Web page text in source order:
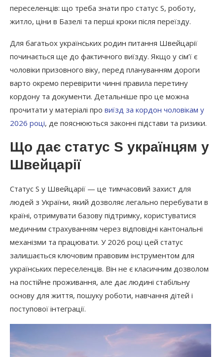
переселенців: що треба знати про статус S, роботу,
житло, ціни в Базелі та перші кроки після переїзду.
Для багатьох українських родин питання Швейцарії
починається ще до фактичного виїзду. Якщо у сім’ї є
чоловіки призовного віку, перед плануванням дороги
варто окремо перевірити чинні правила перетину
кордону та документи. Детальніше про це можна
прочитати у матеріалі про виїзд за кордон чоловікам у
2026 році, де пояснюються законні підстави та ризики.
Що дає статус S українцям у
Швейцарії
Статус S у Швейцарії — це тимчасовий захист для
людей з України, який дозволяє легально перебувати в
країні, отримувати базову підтримку, користуватися
медичним страхуванням через відповідні кантональні
механізми та працювати. У 2026 році цей статус
залишається ключовим правовим інструментом для
українських переселенців. Він не є класичним дозволом
на постійне проживання, але дає людині стабільну
основу для життя, пошуку роботи, навчання дітей і
поступової інтеграції.